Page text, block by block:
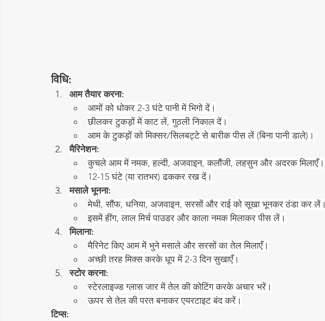
विधि:
आम तैयार करना:
आमों को धोकर 2-3 घंटे पानी में भिगो दें।
छीलकर टुकड़ों में काट लें, गुठली निकाल दें।
आम के टुकड़ों को मिक्सर/सिलबट्टे से बारीक पीस लें (बिना पानी डाले)।
मैरिनेशन:
कुचले आम में नमक, हल्दी, अजवाइन, कलौंजी, लहसुन और अदरक मिलाएँ।
12-15 घंटे (या रातभर) ढककर रख दें।
मसाले भूनना:
मेथी, सौंफ, धनिया, अजवाइन, सरसों और राई को सूखा भूनकर ठंडा कर लें।
इसमें हींग, लाल मिर्च पाउडर और काला नमक मिलाकर पीस लें।
मिलाना:
मैरिनेट किए आम में भुने मसाले और सरसों का तेल मिलाएँ।
अच्छी तरह मिक्स करके धूप में 2-3 दिन सुखाएँ।
स्टोर करना:
स्टेरलाइज्ड ग्लास जार में तेल की कोटिंग करके अचार भरें।
ऊपर से तेल की परत बनाकर एयरटाइट बंद करें।
टिप्स: